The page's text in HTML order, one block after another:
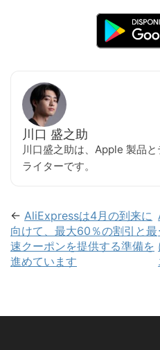
川口 盛之助
川口盛之助は、Apple 製品
ライターです。
← AliExpressは4月の到来に
向けて、最大60％の割引と最
速クーポンを提供する準備を
進めています